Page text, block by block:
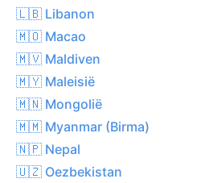
🇱🇧 Libanon
🇲🇴 Macao
🇲🇻 Maldiven
🇲🇾 Maleisië
🇲🇳 Mongolië
🇲🇲 Myanmar (Birma)
🇳🇵 Nepal
🇺🇿 Oezbekistan